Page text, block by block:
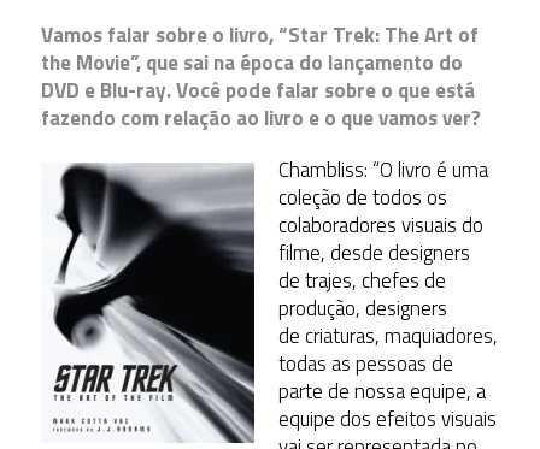
Vamos falar sobre o livro, “Star Trek: The Art of
the Movie”, que sai na época do lançamento do
DVD e Blu-ray. Você pode falar sobre o que está
fazendo com relação ao livro e o que vamos ver?
Chambliss: “O livro é uma
coleção de todos os
colaboradores visuais do
filme, desde designers
de trajes, chefes de
produção, designers
de criaturas, maquiadores,
todas as pessoas de
parte de nossa equipe, a
equipe dos efeitos visuais